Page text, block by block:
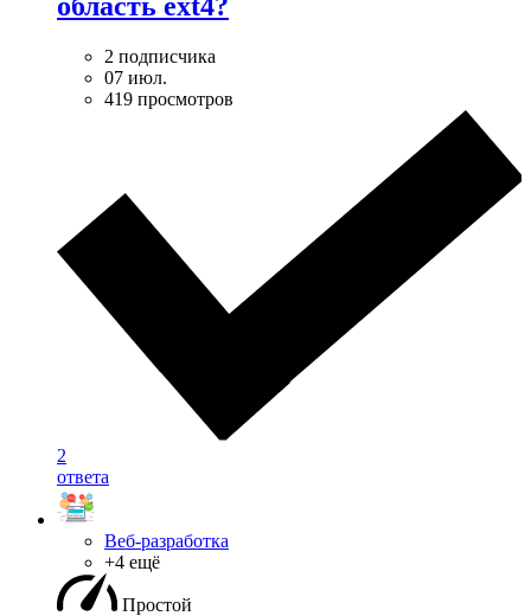
область ext4?
2 подписчика
07 июл.
419 просмотров
2
ответа
Веб-разработка
+4 ещё
Простой